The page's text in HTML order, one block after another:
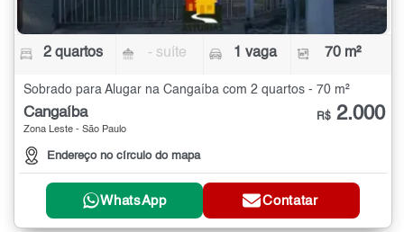
2 quartos - suíte 1 vaga 70 m²
Sobrado para Alugar na Cangaíba com 2 quartos - 70 m²
Cangaíba
Zona Leste - São Paulo
Endereço no círculo do mapa
R$ 2.000
WhatsApp Contatar